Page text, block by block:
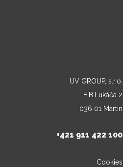
UV GROUP, s.r.o.
E.B.Lukáča 2
036 01 Martin
+421 911 422 100
Cookies